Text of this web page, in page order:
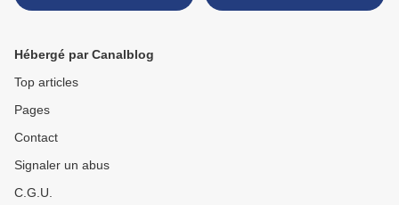
juillet 1969 >
Hébergé par Canalblog
Top articles
Pages
Contact
Signaler un abus
C.G.U.